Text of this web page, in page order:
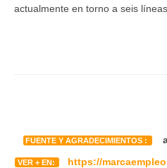
actualmente en torno a seis
FUENTE Y AGRADECIMIENTOS :
VER + EN:
https://